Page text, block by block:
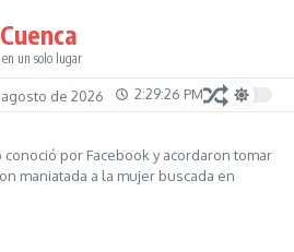
un solo lugar
de 2026 2:29:26 PM
conoció por Facebook y acordaron tomar
maniatada a la mujer buscada en